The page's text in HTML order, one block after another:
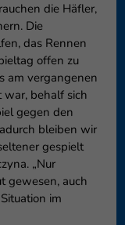
die Häfler,
Die
das Rennen
offen zu
am vergangenen
war, behalf sich
gegen den
bleiben wir
gespielt
„Nur
gewesen, auch
im